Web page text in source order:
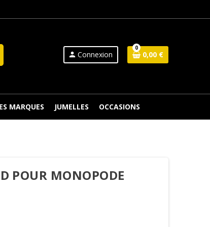
person Connexion
0
0,00 €
MARQUES JUMELLES OCCASIONS
POUR MONOPODE